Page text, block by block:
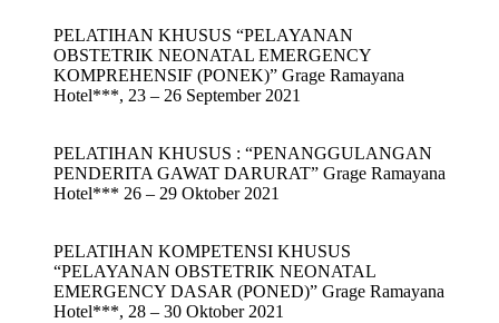
PELATIHAN KHUSUS “PELAYANAN
OBSTETRIK NEONATAL EMERGENCY
KOMPREHENSIF (PONEK)” Grage Ramayana
Hotel***, 23 – 26 September 2021
PELATIHAN KHUSUS : “PENANGGULANGAN
PENDERITA GAWAT DARURAT” Grage Ramayana
Hotel*** 26 – 29 Oktober 2021
PELATIHAN KOMPETENSI KHUSUS
“PELAYANAN OBSTETRIK NEONATAL
EMERGENCY DASAR (PONED)” Grage Ramayana
Hotel***, 28 – 30 Oktober 2021